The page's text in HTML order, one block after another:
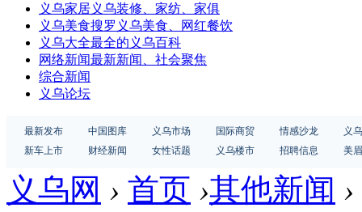
义乌家居义乌装修、家纺、家俱
义乌美食搜罗义乌美食、网红餐饮
义乌大全最全的义乌百科
网络新闻最新新闻、社会聚焦
综合新闻
义乌论坛
最新发布 中国图库 义乌市场 国际商贸 情感沙龙
义
新车上市
财经新闻 女性话题 义乌楼市 招聘信息 美
义乌网 › 首页 ›其他新闻 ›